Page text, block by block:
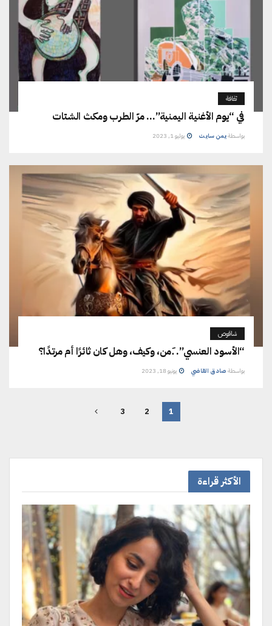
ثقافة
في “يوم الأغنية اليمنية”… مرّ الطرب ومكث الشتات
بواسطةيمن سايت يوليو 1, 2023
شاقوص
“الأسود العنسي”. .َمن، وكيف، وهل كان ثائرًا أم مرتدًا؟
بواسطة صادق القاضي يونيو 18, 2023
1
2
3
الأكثر قراءة